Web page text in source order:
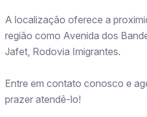
A localização oferece a
região como Avenida dos
Jafet, Rodovia Imigrantes.
Entre em contato conosco e
prazer atendê-lo!